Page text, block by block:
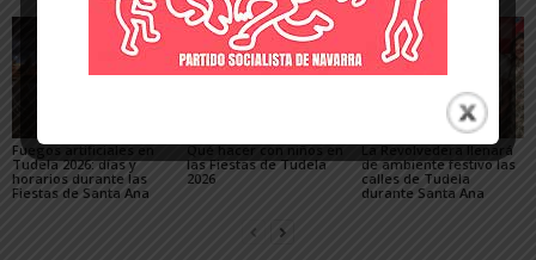
Fuegos artificiales en
Tudela 2026: días y
horarios durante las
Fiestas de Santa Ana
Qué hacer con niños en
las Fiestas de Tudela
2026
La Revolvedera llenará
de ambiente festivo las
calles de Tudela
durante Santa Ana